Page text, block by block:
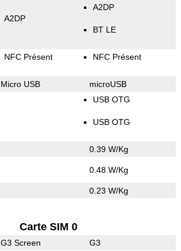
A2DP
A2DP
BT LE
NFC Présent NFC Présent
Micro USB microUSB
USB OTG
USB OTG
0.39 W/Kg
0.48 W/Kg
0.23 W/Kg
Carte SIM 0
G3 Screen G3